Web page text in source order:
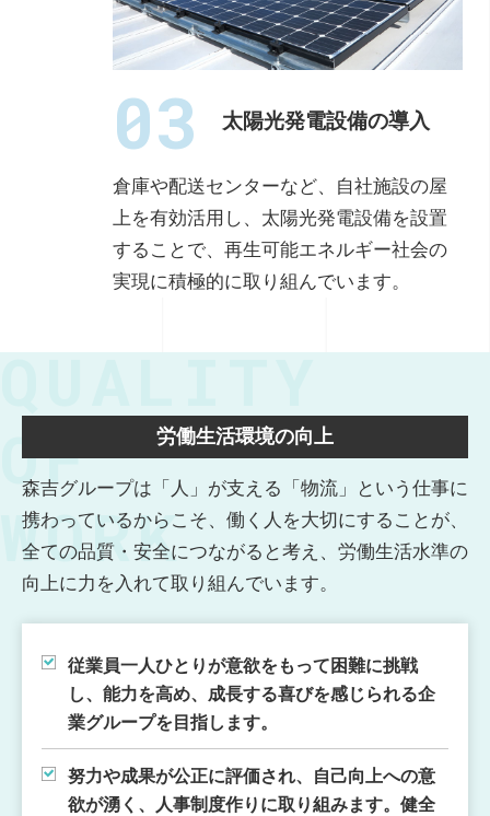
03 太陽光発電設備の導入
倉庫や配送センターなど、自社施設の屋
上を有効活用し、太陽光発電設備を設置
することで、再生可能エネルギー社会の
実現に積極的に取り組んでいます。
QUALITY
OF
WORK
労働生活環境の向上
森吉グループは「人」が支える「物流」という仕事に
携わっているからこそ、働く人を大切にすることが、
全ての品質・安全につながると考え、労働生活水準の
向上に力を入れて取り組んでいます。
従業員一人ひとりが意欲をもって困難に挑戦
し、能力を高め、 成長する喜びを感じられる企
業グループを目指します。
努力や成果が公正に評価され、自己向上への意
欲が湧く、
人事制度作りに取り組みます。健全